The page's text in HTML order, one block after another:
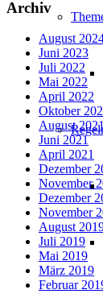
Archiv
August
Juni 2023
Juli 2022
Mai 2022
April 2022
Oktober
August
Juni 2021
April 2021
Dezember
November
Dezember
November
August
Juli 2019
Mai 2019
März 2019
Februar